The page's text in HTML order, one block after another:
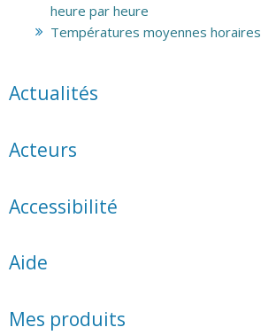
heure par heure
Températures moyennes horaires
Actualités
Acteurs
Accessibilité
Aide
Mes produits